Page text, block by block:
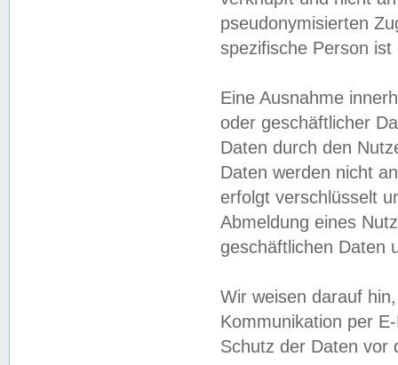
pseudonymisierten
spezifische Person
Eine Ausnahme
oder geschäftlicher
Daten durch den
Daten werden nicht
erfolgt verschlüsselt
Abmeldung eines
geschäftlichen Daten
Wir weisen darauf
Kommunikation per
Schutz der Daten vor